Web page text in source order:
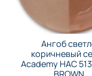
Ангоб
коричневый
Academy НАС 513